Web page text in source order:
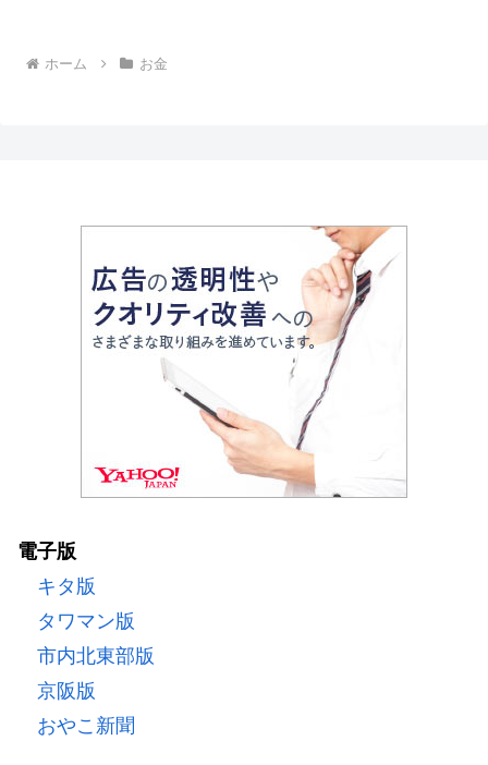
ホーム お金
電子版
キタ版
タワマン版
市内北東部版
京阪版
おやこ新聞